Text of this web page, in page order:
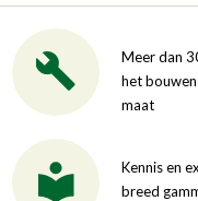
Meer dan
het
maat
Kennis en
breed